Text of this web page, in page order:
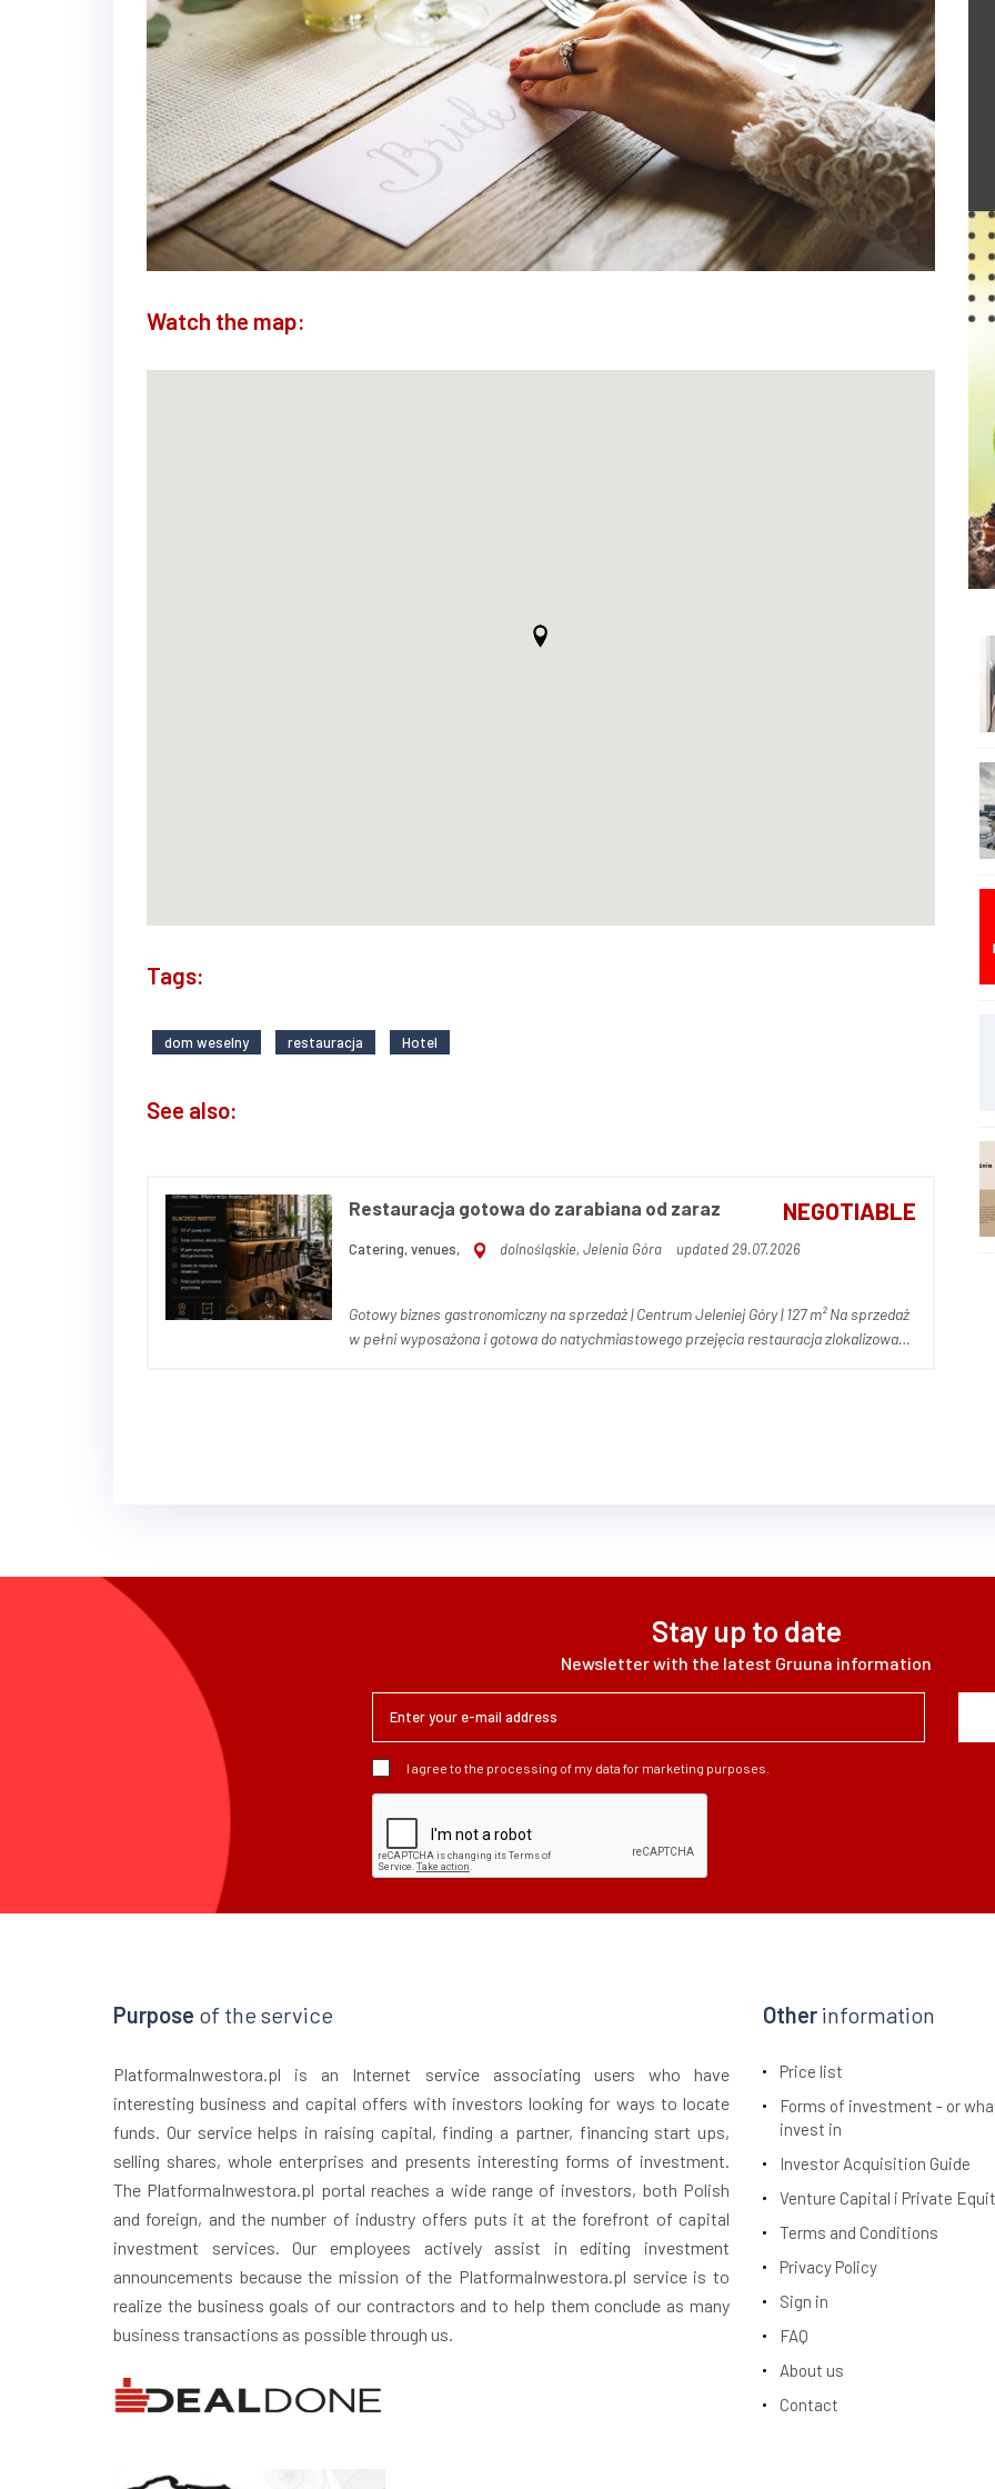
Watch the map:
Tags:
dom weselny restauracja Hotel
See also:
NEGOTIABLE
Restauracja gotowa do zarabiana od zaraz
Catering, venues, dolnośląskie, Jelenia Góra updated 29.07.2026
Gotowy biznes gastronomiczny na sprzedaż | Centrum Jeleniej Góry | 127 m² Na sprzedaż
w pełni wyposażona i gotowa do natychmiastowego przejęcia restauracja zlokalizowana
Stay up to date
Newsletter with the latest Gruuna information
I agree to the processing of my data for marketing purposes.
Purpose of the service
PlatformaInwestora.pl is an Internet service associating users who have
interesting business and capital offers with investors looking for ways to locate
funds. Our service helps in raising capital, finding a partner, financing start ups,
selling shares, whole enterprises and presents interesting forms of investment.
The PlatformaInwestora.pl portal reaches a wide range of investors, both Polish
and foreign, and the number of industry offers puts it at the forefront of capital
investment services. Our employees actively assist in editing investment
announcements because the mission of the PlatformaInwestora.pl service is to
realize the business goals of our contractors and to help them conclude as many
business transactions as possible through us.
Other information
Price list
Forms of investment - or
invest in
Investor Acquisition Guide
Venture Capital i Private
Terms and Conditions
Privacy Policy
Sign in
FAQ
About us
Contact